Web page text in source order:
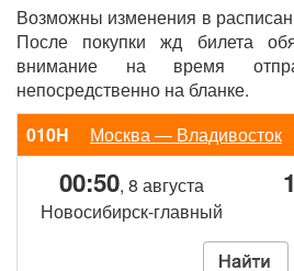
Возможны изменения в
После покупки жд билета
внимание на время
непосредственно на бланке.
010Н
Москва — Владивосток
00:50, 8 августа
Новосибирск-главный